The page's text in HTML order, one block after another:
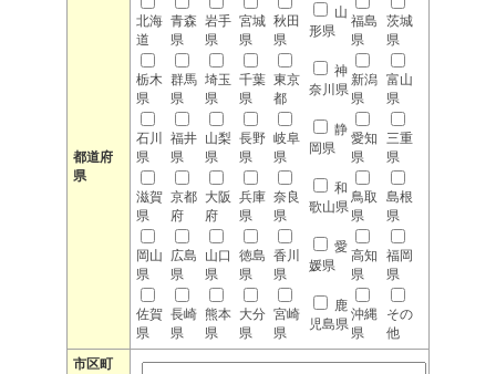
都道府
県
北海
道
青森
県
岩手
県
宮城
県
秋田
県
山
形県
福島
県
茨城
県
栃木
県
群馬
県
埼玉
県
千葉
県
東京
都
神
奈川県
新潟
県
富山
県
石川
県
福井
県
山梨
県
長野
県
岐阜
県
静
岡県
愛知
県
三重
県
滋賀
県
京都
府
大阪
府
兵庫
県
奈良
県
和
歌山県
鳥取
県
島根
県
岡山
県
広島
県
山口
県
徳島
県
香川
県
愛
媛県
高知
県
福岡
県
佐賀
県
長崎
県
熊本
県
大分
県
宮崎
県
鹿
児島県
沖縄
県
その
他
市区町